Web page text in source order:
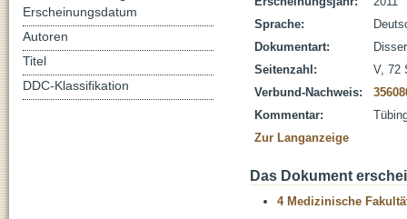
Sprache:
Dokumentart:
Seitenzahl:
V, 72
Verbund-Nachweis:
Kommentar:
Zur Langanzeige
Das Dokument
4 Medizinische
Erscheinungsdatum
Autoren
Titel
DDC-Klassifikation